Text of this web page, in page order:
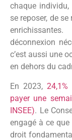
chaque
se reposer, de
déconnexion
c’est aussi une
en dehors du
En 2023,
payer une
INSEE). Le
engagé à ce
droit